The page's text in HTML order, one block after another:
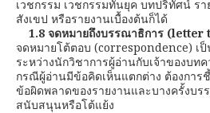
เวชกรรม เวชกรรมทันยุค บทปริทัศน์ ร
สังเขป หรือรายงานเบื้องต้นก็ได้
1.8 จดหมายถึงบรรณาธิการ (letter
จดหมายโต้ตอบ (correspondence) เ
ระหว่างนักวิชาการผู้อ่านกับเจ้าของบท
กรณีผู้อ่านมีข้อคิดเห็นแตกต่าง ต้องกา
ข้อผิดพลาดของรายงานและบางครั้งบร
สนับสนุนหรือโต้แย้ง